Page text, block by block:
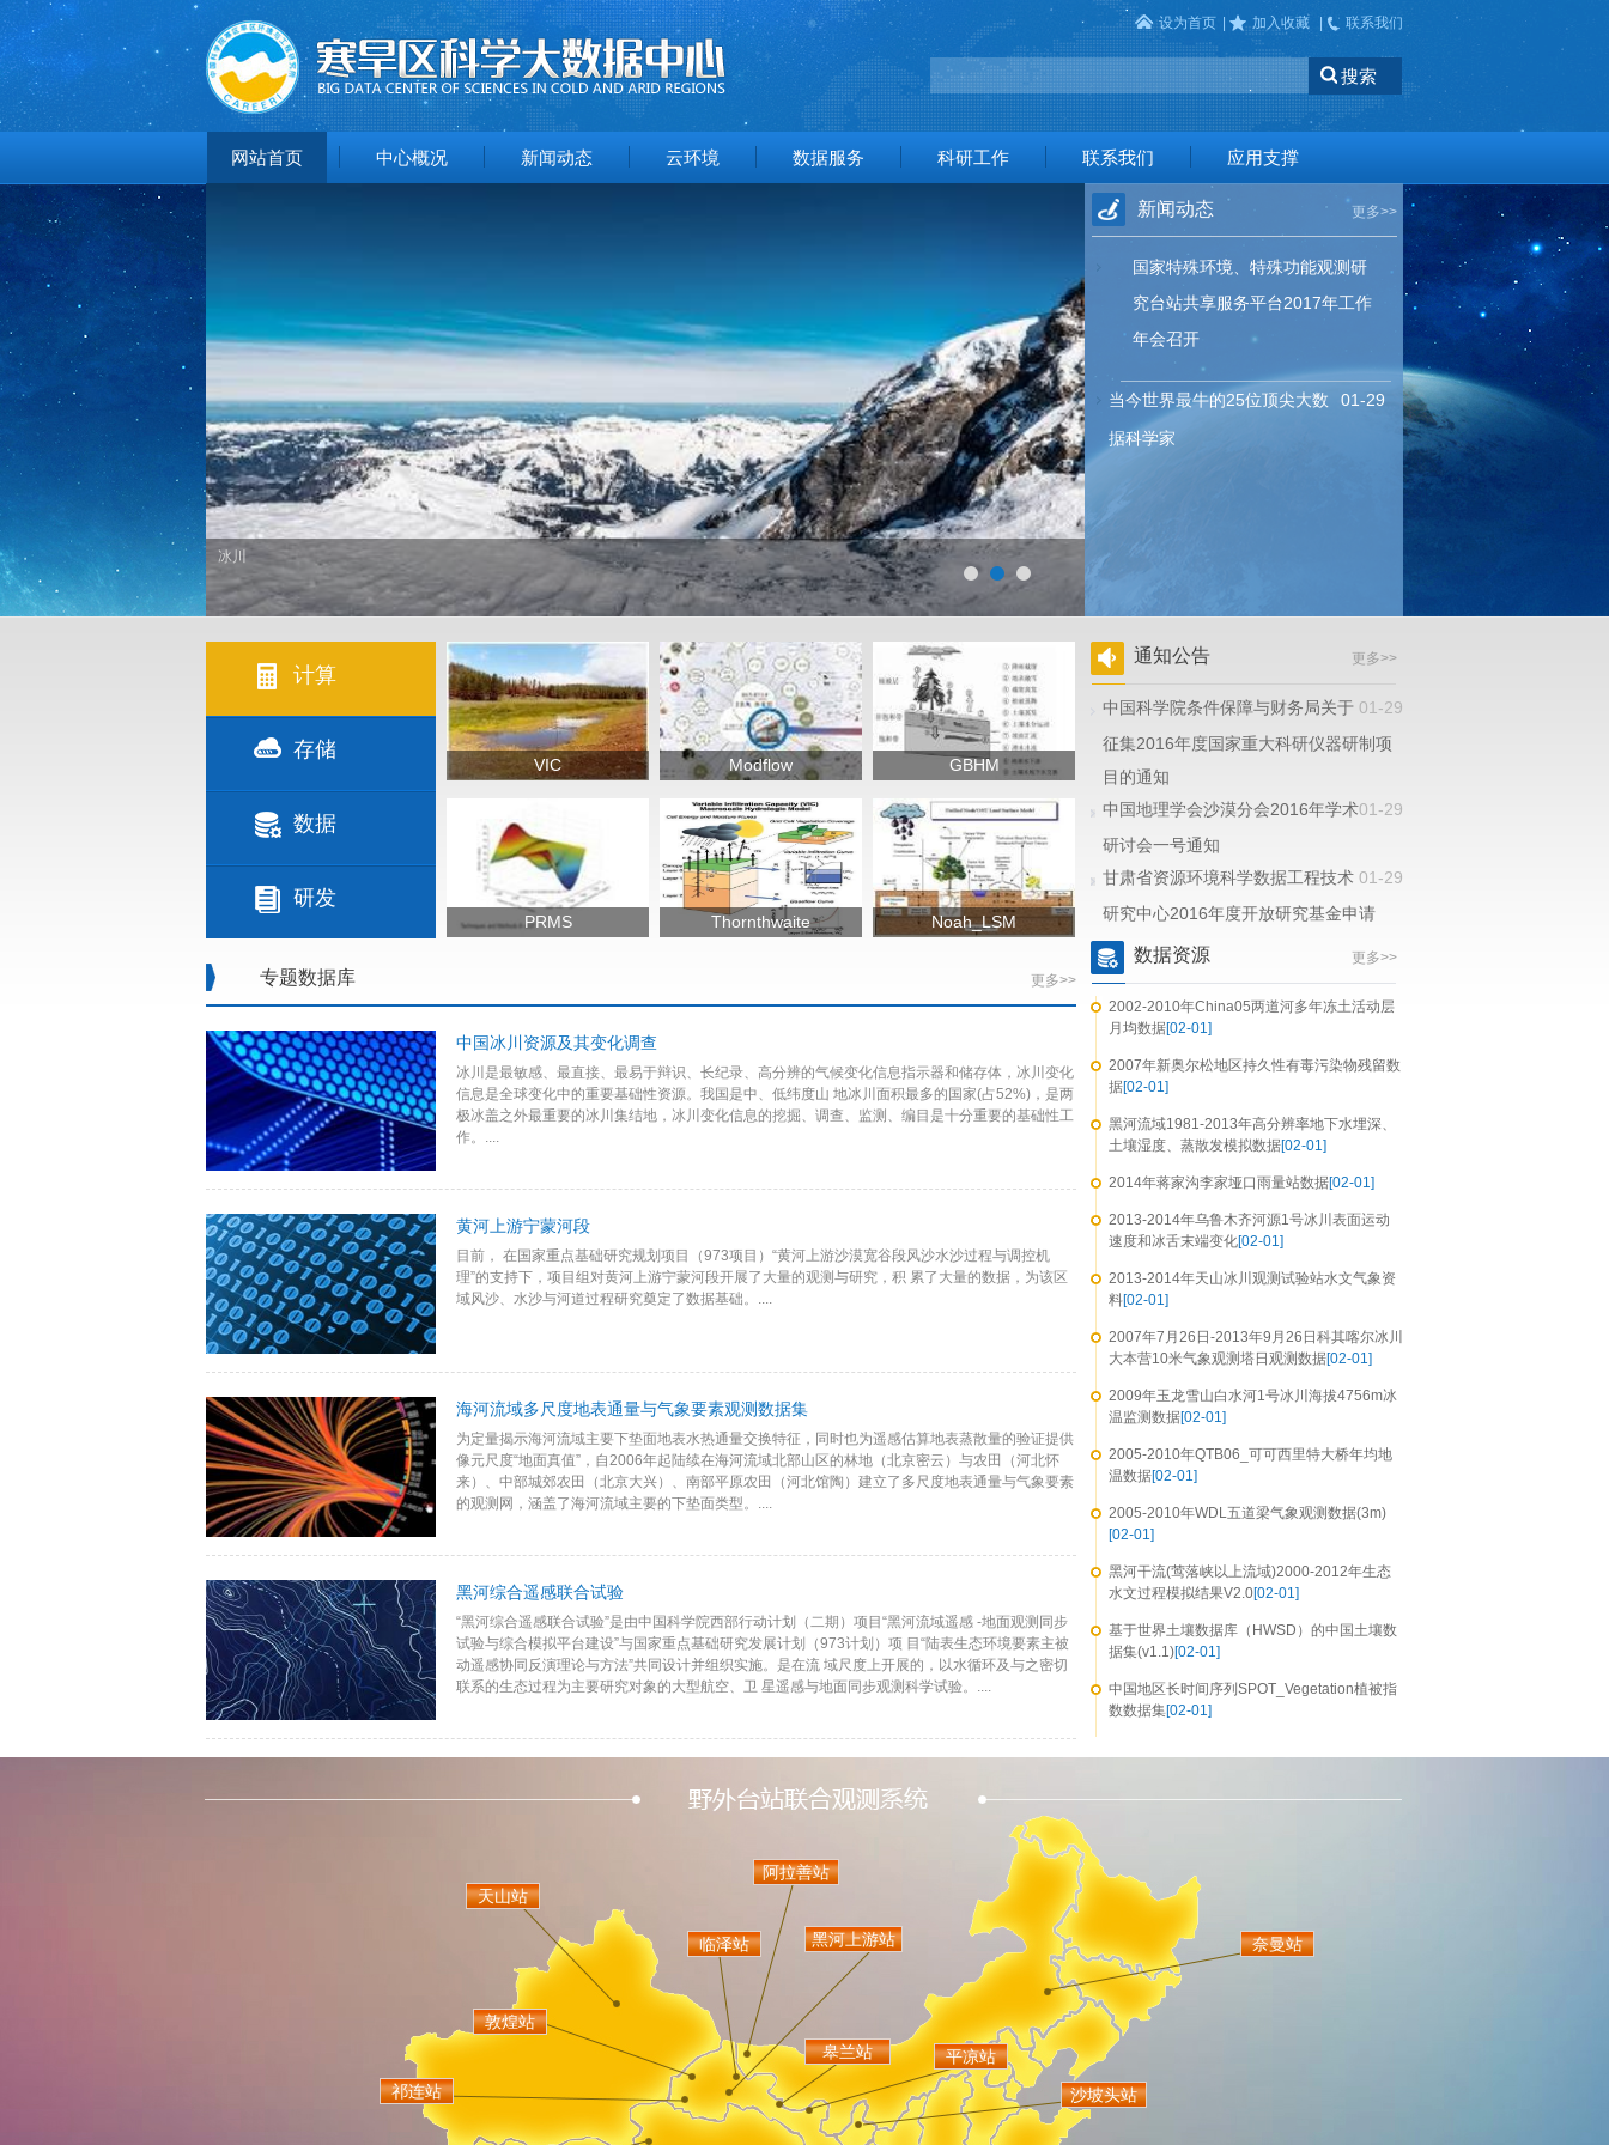
设为首页 加入收藏 联系我们
网站首页 中心概况 新闻动态 云环境 数据服务 科研工作 联系我们 应用支撑
沙漠
新闻动态 更多>>
国家特殊环境、特殊功能观测研
究台站共享服务平台2017年工作
年会召开
01-29
当今世界最牛的25位顶尖大数
据科学家
计算
存储
数据
研发
VIC Modflow GBHM
PRMS Thornthwaite Noah_LSM
专题数据库 更多>>
中国冰川资源及其变化调查
冰川是最敏感、最直接、最易于辩识、长纪录、高分辨的气候变化信息指示器和储存体，冰川变化
信息是全球变化中的重要基础性资源。我国是中、低纬度山 地冰川面积最多的国家(占52%)，是两
极冰盖之外最重要的冰川集结地，冰川变化信息的挖掘、调查、监测、编目是十分重要的基础性工
作。....
黄河上游宁蒙河段
目前， 在国家重点基础研究规划项目（973项目）“黄河上游沙漠宽谷段风沙水沙过程与调控机
理”的支持下，项目组对黄河上游宁蒙河段开展了大量的观测与研究，积 累了大量的数据，为该区
域风沙、水沙与河道过程研究奠定了数据基础。....
海河流域多尺度地表通量与气象要素观测数据集
为定量揭示海河流域主要下垫面地表水热通量交换特征，同时也为遥感估算地表蒸散量的验证提供
像元尺度“地面真值”，自2006年起陆续在海河流域北部山区的林地（北京密云）与农田（河北怀
来）、中部城郊农田（北京大兴）、南部平原农田（河北馆陶）建立了多尺度地表通量与气象要素
的观测网，涵盖了海河流域主要的下垫面类型。....
黑河综合遥感联合试验
“黑河综合遥感联合试验”是由中国科学院西部行动计划（二期）项目“黑河流域遥感 -地面观测同步
试验与综合模拟平台建设”与国家重点基础研究发展计划（973计划）项 目“陆表生态环境要素主被
动遥感协同反演理论与方法”共同设计并组织实施。是在流 域尺度上开展的，以水循环及与之密切
联系的生态过程为主要研究对象的大型航空、卫 星遥感与地面同步观测科学试验。....
通知公告 更多>>
01-29
中国科学院条件保障与财务局关于
征集2016年度国家重大科研仪器研制项
目的通知
01-29
中国地理学会沙漠分会2016年学术
研讨会一号通知
01-29
甘肃省资源环境科学数据工程技术
研究中心2016年度开放研究基金申请
数据资源 更多>>
2002-2010年China05两道河多年冻土活动层
月均数据[02-01]
2007年新奥尔松地区持久性有毒污染物残留数
据[02-01]
黑河流域1981-2013年高分辨率地下水埋深、
土壤湿度、蒸散发模拟数据[02-01]
2014年蒋家沟李家垭口雨量站数据[02-01]
2013-2014年乌鲁木齐河源1号冰川表面运动
速度和冰舌末端变化[02-01]
2013-2014年天山冰川观测试验站水文气象资
料[02-01]
2007年7月26日-2013年9月26日科其喀尔冰川
大本营10米气象观测塔日观测数据[02-01]
2009年玉龙雪山白水河1号冰川海拔4756m冰
温监测数据[02-01]
2005-2010年QTB06_可可西里特大桥年均地
温数据[02-01]
2005-2010年WDL五道梁气象观测数据(3m)
[02-01]
黑河干流(莺落峡以上流域)2000-2012年生态
水文过程模拟结果V2.0[02-01]
基于世界土壤数据库（HWSD）的中国土壤数
据集(v1.1)[02-01]
中国地区长时间序列SPOT_Vegetation植被指
数数据集[02-01]
天山站
敦煌站
祁连站
临泽站
阿拉善站
黑河上游站
平凉站
奈曼站
沙坡头站
皋兰站